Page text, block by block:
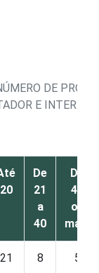
DE
E
20
De
21
a
40
De
41
ou
mais
21 8 5